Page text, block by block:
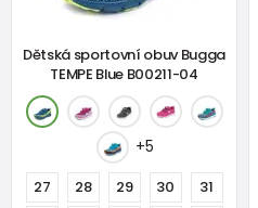
Dětská sportovní obuv Bugga
TEMPE Blue B00211-04
+5
27 28 29 30
31